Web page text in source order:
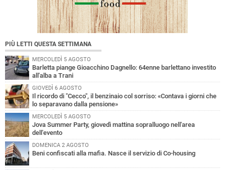
PIÙ LETTI QUESTA SETTIMANA
MERCOLEDÌ 5 AGOSTO
Barletta piange Gioacchino Dagnello: 64enne barlettano investito
all'alba a Trani
GIOVEDÌ 6 AGOSTO
Il ricordo di "Cecco", il benzinaio col sorriso: «Contava i giorni che
lo separavano dalla pensione»
MERCOLEDÌ 5 AGOSTO
Jova Summer Party, giovedì mattina sopralluogo nell'area
dell'evento
DOMENICA 2 AGOSTO
Beni confiscati alla mafia. Nasce il servizio di Co-housing